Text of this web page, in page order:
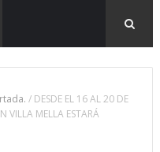
/ DESDE EL 16 AL 20 DE
VILLA MELLA ESTARÁ